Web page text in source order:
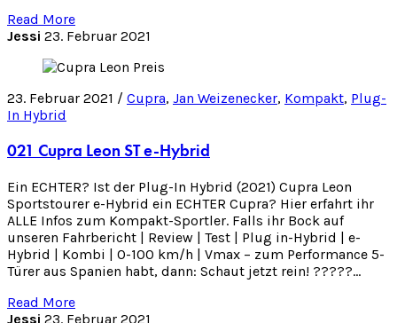
Read More
Jessi 23. Februar 2021
23. Februar 2021 / Cupra, Jan Weizenecker, Kompakt, Plug-
In Hybrid
021 Cupra Leon ST e-Hybrid
Ein ECHTER? Ist der Plug-In Hybrid (2021) Cupra Leon
Sportstourer e-Hybrid ein ECHTER Cupra? Hier erfahrt ihr
ALLE Infos zum Kompakt-Sportler. Falls ihr Bock auf
unseren Fahrbericht | Review | Test | Plug in-Hybrid | e-
Hybrid | Kombi | 0-100 km/h | Vmax – zum Performance 5-
Türer aus Spanien habt, dann: Schaut jetzt rein! ?????…
Read More
Jessi 23. Februar 2021